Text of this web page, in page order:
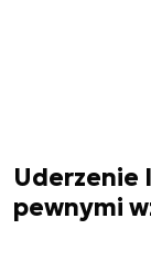
Uderzenie
pewnymi